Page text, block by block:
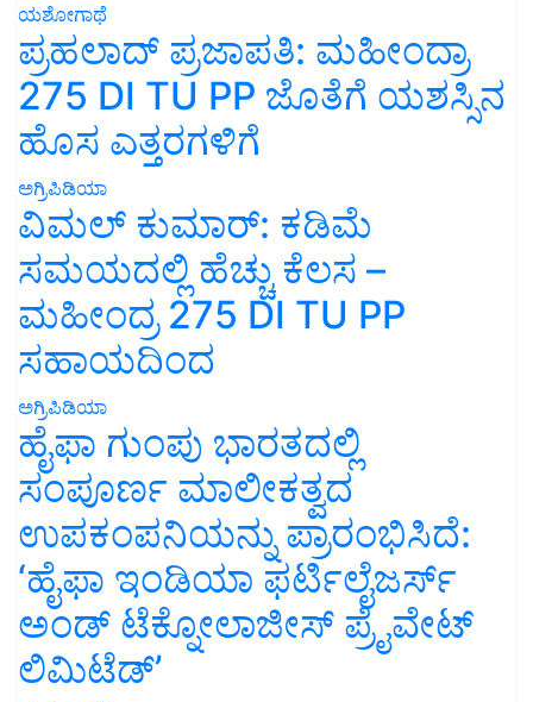
ಯಶೋಗಾಥೆ
ಪ್ರಹಲಾದ್ ಪ್ರಜಾಪತಿ: ಮಹೀಂದ್ರಾ
275 DI TU PP ಜೊತೆಗೆ ಯಶಸ್ಸಿನ
ಹೊಸ ಎತ್ತರಗಳಿಗೆ
ಅಗ್ರಿಪಿಡಿಯಾ
ವಿಮಲ್ ಕುಮಾರ್: ಕಡಿಮೆ
ಸಮಯದಲ್ಲಿ ಹೆಚ್ಚು ಕೆಲಸ –
ಮಹೀಂದ್ರ 275 DI TU PP
ಸಹಾಯದಿಂದ
ಅಗ್ರಿಪಿಡಿಯಾ
ಹೈಫಾ ಗುಂಪು ಭಾರತದಲ್ಲಿ
ಸಂಪೂರ್ಣ ಮಾಲೀಕತ್ವದ
ಉಪಕಂಪನಿಯನ್ನು ಪ್ರಾರಂಭಿಸಿದೆ:
‘ಹೈಫಾ ಇಂಡಿಯಾ ಫರ್ಟಿಲೈಜರ್ಸ್
ಅಂಡ್ ಟೆಕ್ನೋಲಾಜೀಸ್ ಪ್ರೈವೇಟ್
ಲಿಮಿಟೆಡ್’